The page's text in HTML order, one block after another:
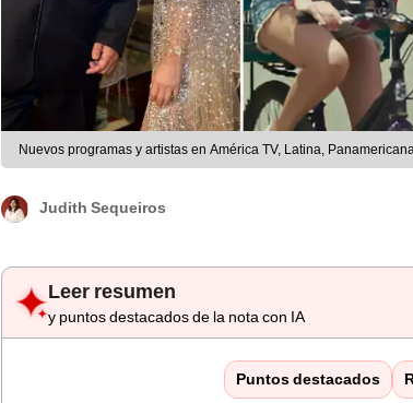
Nuevos programas y artistas en América TV, Latina,
Leer resumen
y puntos destacados de la nota con IA
Puntos destacados